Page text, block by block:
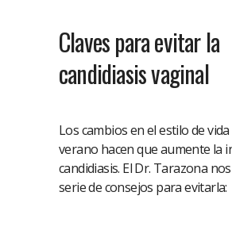
Claves para evitar la
candidiasis vaginal
Los cambios en el estilo de
verano hacen que aumente la
candidiasis. El Dr. Tarazona
serie de consejos para evitarla: